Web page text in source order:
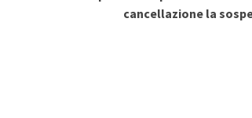
cancellazione la